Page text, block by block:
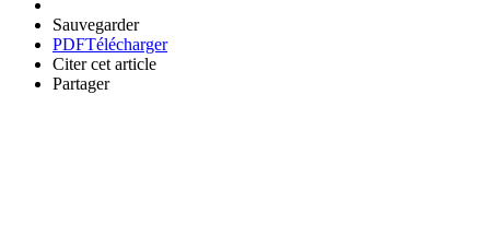
Sauvegarder
PDFTélécharger
Citer cet article
Partager